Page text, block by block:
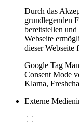
Durch das
grundlegenden
bereitstellen
Webseite
dieser Webseite
Google Tag
Consent Mode
Klarna,
Externe